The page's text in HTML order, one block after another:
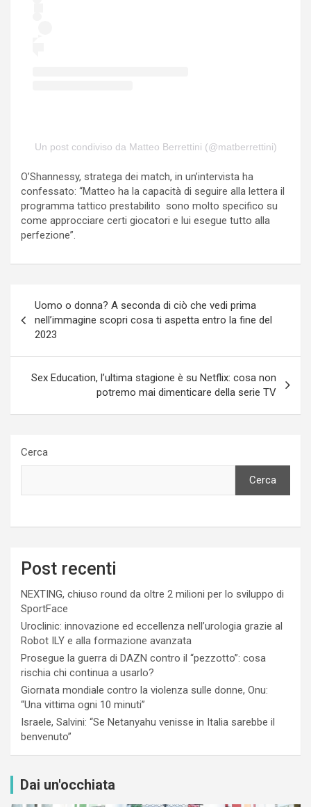
Un post condiviso da Matteo Berrettini (@matberrettini)
O’Shannessy, stratega dei match, in un’intervista ha
confessato: “Matteo ha la capacità di seguire alla lettera il
programma tattico prestabilito sono molto specifico su
come approcciare certi giocatori e lui esegue tutto alla
perfezione”.
articoli
Uomo o donna? A seconda di ciò che vedi prima
nell’immagine scopri cosa ti aspetta entro la fine del
2023
Sex Education, l’ultima stagione è su Netflix: cosa non
potremo mai dimenticare della serie TV
Cerca
Cerca
Post recenti
NEXTING, chiuso round da oltre 2 milioni per lo sviluppo di
SportFace
Uroclinic: innovazione ed eccellenza nell’urologia grazie al
Robot ILY e alla formazione avanzata
Prosegue la guerra di DAZN contro il “pezzotto”: cosa
rischia chi continua a usarlo?
Giornata mondiale contro la violenza sulle donne, Onu:
“Una vittima ogni 10 minuti”
Israele, Salvini: “Se Netanyahu venisse in Italia sarebbe il
benvenuto”
Dai un'occhiata